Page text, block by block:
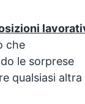
che
le sorprese
qualsiasi altra